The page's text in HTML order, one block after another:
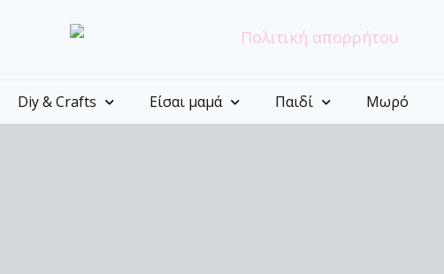
Diy & Crafts Είσαι μαμά Παιδί Μωρό